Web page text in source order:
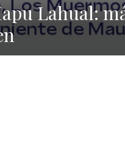
Lahual: